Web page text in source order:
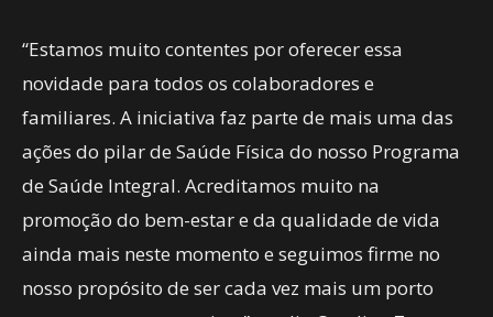
“Estamos muito contentes por oferecer essa
novidade para todos os colaboradores e
familiares. A iniciativa faz parte de mais uma das
ações do pilar de Saúde Física do nosso Programa
de Saúde Integral. Acreditamos muito na
promoção do bem-estar e da qualidade de vida
ainda mais neste momento e seguimos firme no
nosso propósito de ser cada vez mais um porto